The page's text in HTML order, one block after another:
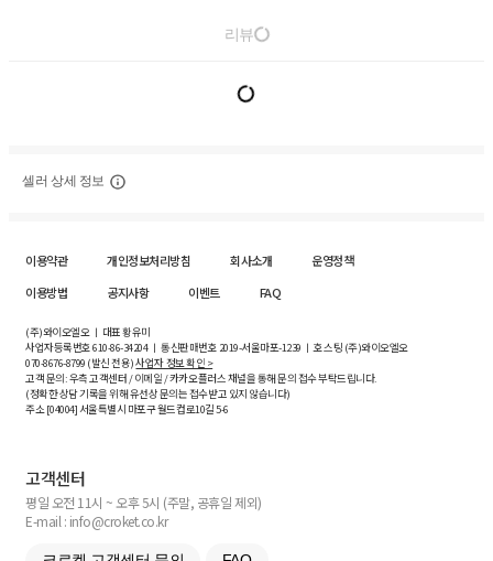
리뷰
셀러 상세 정보
이용약관 개인정보처리방침 회사소개
운영정책
이용방법
공지사항 이벤트 FAQ
(주)와이오엘오 ㅣ 대표 황유미
사업자등록번호610-86-34204ㅣ 통신판매번호 2019-서울마포-1239 ㅣ 호스팅 (주)와이오엘오
070-8676-8799 (발신 전용)사업자 정보 확인 >
고객 문의: 우측 고객센터 / 이메일 / 카카오플러스 채널을 통해 문의 접수 부탁드립니다.
(정확한 상담 기록을 위해 유선상 문의는 접수받고 있지 않습니다)
주소 [04004] 서울특별시 마포구 월드컵로10길5-6
고객센터
평일 오전 11시 ~ 오후 5시 (주말, 공휴일 제외)
E-mail : info@croket.co.kr